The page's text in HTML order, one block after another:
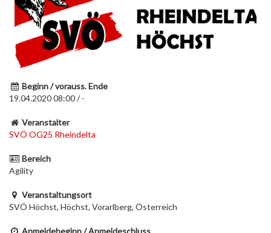
Beginn / vorauss. Ende
19.04.2020 08:00 / -
Veranstalter
SVÖ OG25 Rheindelta
Bereich
Agility
Veranstaltungsort
SVÖ Höchst, Höchst, Vorarlberg, Österreich
Anmeldebeginn / Anmeldeschluss